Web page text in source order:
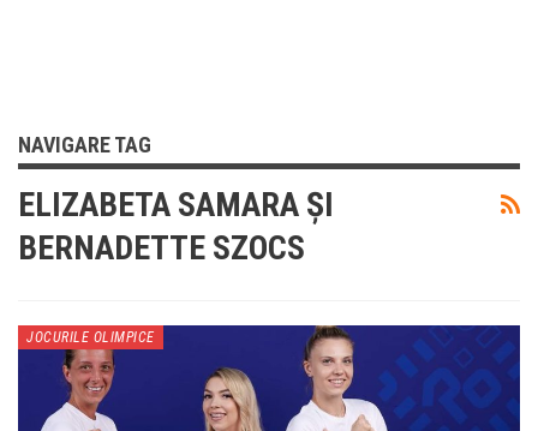
NAVIGARE TAG
ELIZABETA SAMARA ȘI
BERNADETTE SZOCS
JOCURILE OLIMPICE